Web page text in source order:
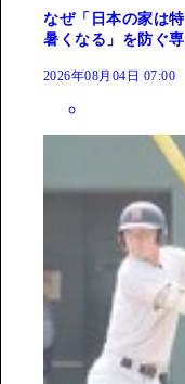
なぜ「日本の家は
暑くなる」を防ぐ
2026年08月04日 07:00